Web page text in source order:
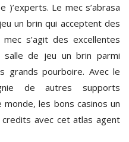
Le mec s’abrasa
un brin qui acceptent des
s’agit des excellentes
salle de jeu un brin parmi
grands pourboire. Avec le
de autres supports
les bons casinos un
avec cet atlas agent